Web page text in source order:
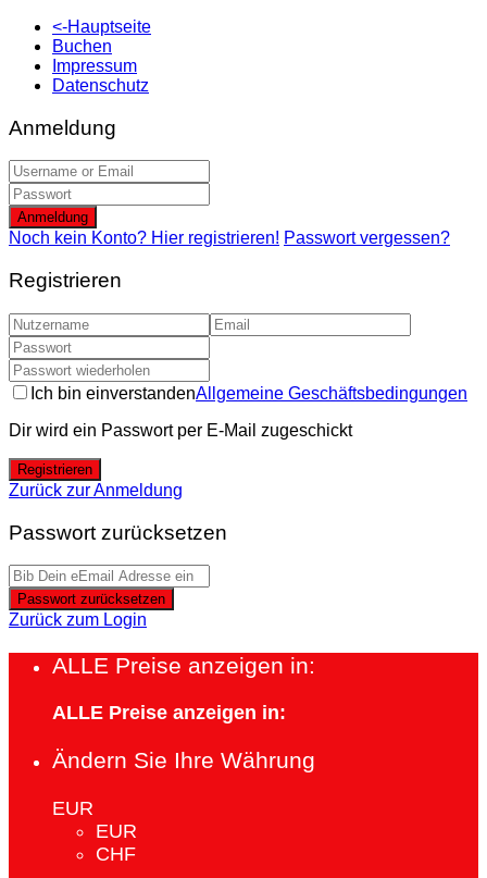
<-Hauptseite
Buchen
Impressum
Datenschutz
Anmeldung
Anmeldung
Noch kein Konto? Hier registrieren! Passwort vergessen?
Registrieren
Ich bin einverstandenAllgemeine Geschäftsbedingungen
Dir wird ein Passwort per E-Mail zugeschickt
Registrieren
Zurück zur Anmeldung
Passwort zurücksetzen
Passwort zurücksetzen
Zurück zum Login
ALLE Preise anzeigen in:
ALLE Preise anzeigen in:
Ändern Sie Ihre Währung
EUR
EUR
CHF